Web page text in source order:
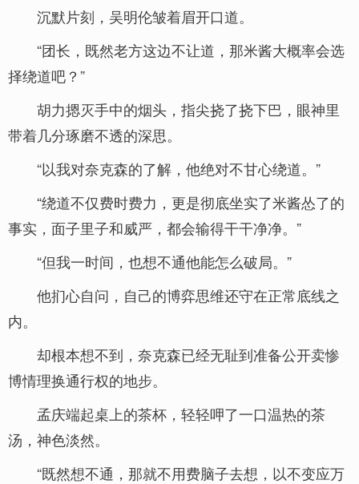
沉默片刻，吴明伦皱着眉开口道。
“团长，既然老方这边不让道，那米酱大概率会选
择绕道吧？”
胡力摁灭手中的烟头，指尖挠了挠下巴，眼神里
带着几分琢磨不透的深思。
“以我对奈克森的了解，他绝对不甘心绕道。”
“绕道不仅费时费力，更是彻底坐实了米酱怂了的
事实，面子里子和威严，都会输得干干净净。”
“但我一时间，也想不通他能怎么破局。”
他扪心自问，自己的博弈思维还守在正常底线之
内。
却根本想不到，奈克森已经无耻到准备公开卖惨
博情理换通行权的地步。
孟庆端起桌上的茶杯，轻轻呷了一口温热的茶
汤，神色淡然。
“既然想不通，那就不用费脑子去想，以不变应万